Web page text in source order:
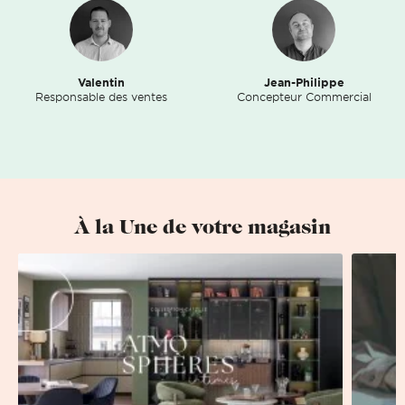
Valentin
Responsable des ventes
Jean-Philippe
Concepteur Commercial
À la Une de votre magasin